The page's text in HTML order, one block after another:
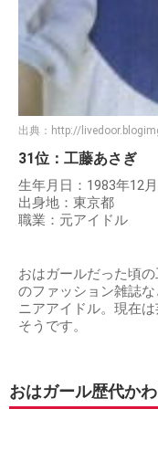
出典： http://
31位：工藤あさぎ
生年月日：1983年12
出身地：東京都
職業：元アイドル
おはガールだった頃
のファッション雑誌
ニアアイドル。現在
そうです。
おはガール歴代か